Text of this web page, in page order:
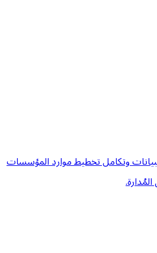
وتكامل تخطيط موارد المؤسسات